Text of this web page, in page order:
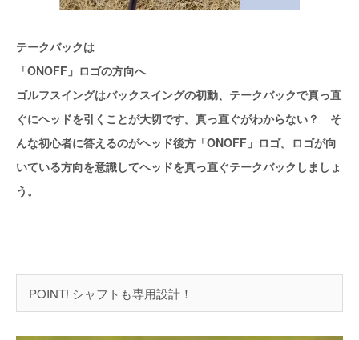
テークバックは
「ONOFF」ロゴの方向へ
ゴルフスイングはバックスイングの初動、テークバックで真っ直
ぐにヘッドを引くことが大切です。真っ直ぐがわからない？ そ
んな初心者に答えるのがヘッド後方「ONOFF」ロゴ。ロゴが向
いている方向を意識してヘッドを真っ直ぐテークバックしましょ
う。
POINT! シャフトも専用設計！